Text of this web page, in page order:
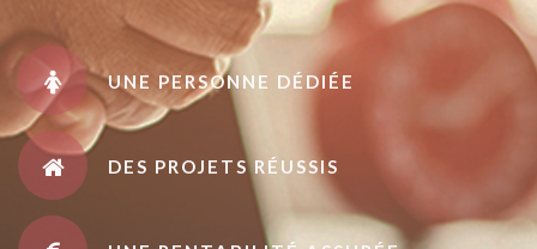
UNE PERSONNE DÉDIÉE
DES PROJETS RÉUSSIS